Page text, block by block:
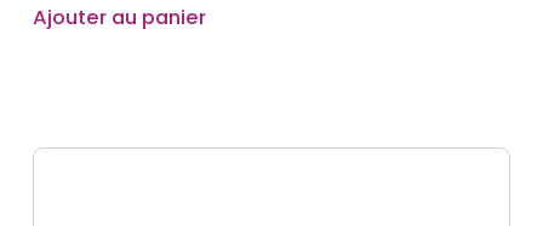
Ajouter au panier